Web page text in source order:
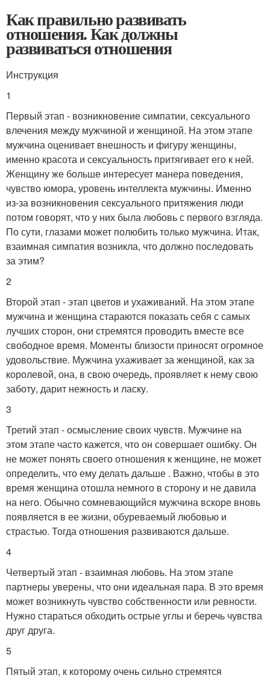
Как правильно развивать
отношения. Как должны
развиваться отношения
Инструкция
1
Первый этап - возникновение симпатии, сексуального
влечения между мужчиной и женщиной. На этом этапе
мужчина оценивает внешность и фигуру женщины,
именно красота и сексуальность притягивает его к ней.
Женщину же больше интересует манера поведения,
чувство юмора, уровень интеллекта мужчины. Именно
из-за возникновения сексуального притяжения люди
потом говорят, что у них была любовь с первого взгляда.
По сути, глазами может полюбить только мужчина. Итак,
взаимная симпатия возникла, что должно последовать
за этим?
2
Второй этап - этап цветов и ухаживаний. На этом этапе
мужчина и женщина стараются показать себя с самых
лучших сторон, они стремятся проводить вместе все
свободное время. Моменты близости приносят огромное
удовольствие. Мужчина ухаживает за женщиной, как за
королевой, она, в свою очередь, проявляет к нему свою
заботу, дарит нежность и ласку.
3
Третий этап - осмысление своих чувств. Мужчине на
этом этапе часто кажется, что он совершает ошибку. Он
не может понять своего отношения к женщине, не может
определить, что ему делать дальше . Важно, чтобы в это
время женщина отошла немного в сторону и не давила
на него. Обычно сомневающийся мужчина вскоре вновь
появляется в ее жизни, обуреваемый любовью и
страстью. Тогда отношения развиваются дальше.
4
Четвертый этап - взаимная любовь. На этом этапе
партнеры уверены, что они идеальная пара. В это время
может возникнуть чувство собственности или ревности.
Нужно стараться обходить острые углы и беречь чувства
друг друга.
5
Пятый этап, к которому очень сильно стремятся